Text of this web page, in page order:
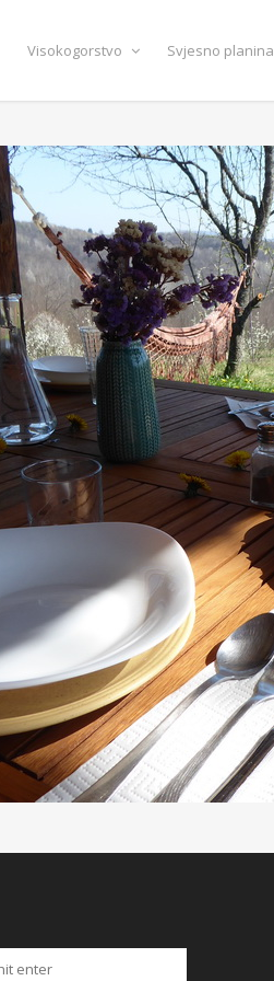
Visokogorstvo Svjesno